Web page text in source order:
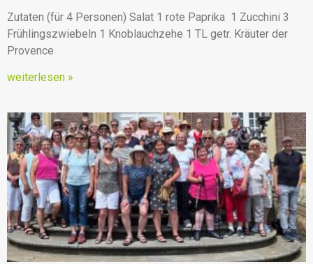
Zutaten (für 4 Personen) Salat 1 rote Paprika 1 Zucchini 3
Frühlingszwiebeln 1 Knoblauchzehe 1 TL getr. Kräuter der
Provence
weiterlesen »